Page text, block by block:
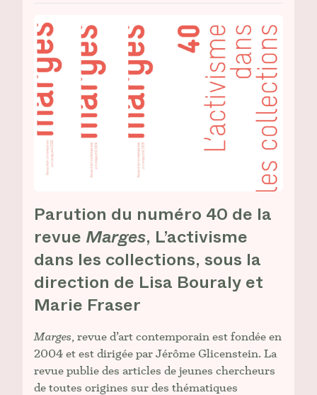
Parution du numéro 40 de la
revue Marges, L’activisme
dans les collections, sous la
direction de Lisa Bouraly et
Marie Fraser
Marges , revue d’art contemporain est fondée en
2004 et est dirigée par Jérôme Glicenstein. La
revue publie des articles de jeunes chercheurs
de toutes origines sur des thématiques